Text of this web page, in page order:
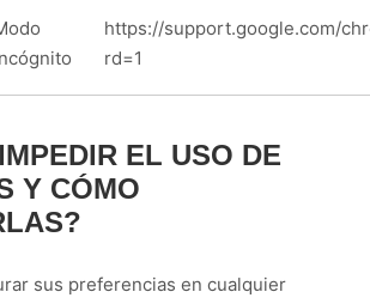
https://support.google.com/
rd=1
EL USO DE
Y CÓMO
sus preferencias en cualquier